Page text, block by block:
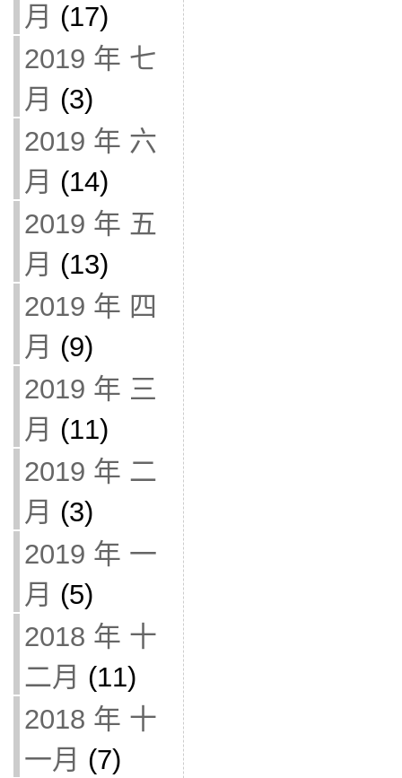
月 (17)
2019 年 七
月 (3)
2019 年 六
月 (14)
2019 年 五
月 (13)
2019 年 四
月 (9)
2019 年 三
月 (11)
2019 年 二
月 (3)
2019 年 一
月 (5)
2018 年 十
二月 (11)
2018 年 十
一月 (7)